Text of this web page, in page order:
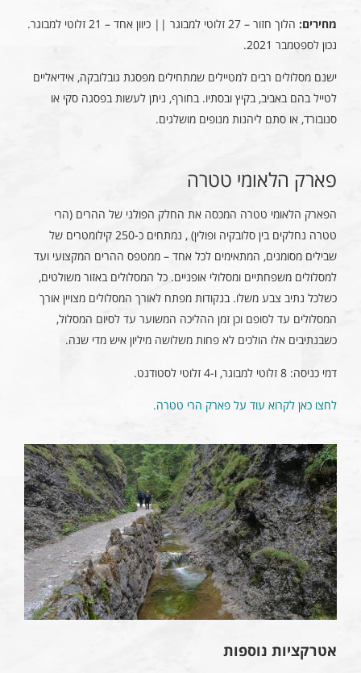
מחירים: הלוך חזור – 27 זלוטי למבוגר || כיוון אחד – 21 זלוטי למבוגר.
נכון לספטמבר 2021.
ישנם מסלולים רבים למטיילים שמתחילים מפסגת גובלובקה, אידיאליים
לטייל בהם באביב, בקיץ ובסתיו. בחורף, ניתן לעשות בפסגה סקי או
סנובורד, או סתם ליהנות מנופים מושלגים.
פארק הלאומי טטרה
הפארק הלאומי טטרה המכסה את החלק הפולני של ההרים (הרי
טטרה נחלקים בין סלובקיה ופולין) , נמתחים כ-250 קילומטרים של
שבילים מסומנים, המתאימים לכל אחד – ממטפס ההרים המקצועי ועד
למסלולים משפחתיים ומסלולי אופניים. כל המסלולים באזור משולטים,
כשלכל נתיב צבע משלו. בנקודות מפתח לאורך המסלולים מצויין אורך
המסלולים עד לסופם וכן זמן ההליכה המשוער עד לסיום המסלול,
כשבנתיבים אלו הולכים לא פחות משלושה מיליון איש מדי שנה.
דמי כניסה: 8 זלוטי למבוגר, ו-4 זלוטי לסטודנט.
לחצו כאן לקרוא עוד על פארק הרי טטרה.
אטרקציות נוספות